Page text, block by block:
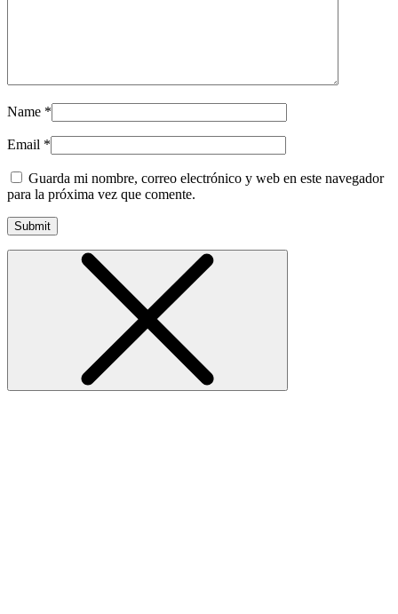
Name *
Email *
Guarda mi nombre, correo electrónico y web en este navegador
para la próxima vez que comente.